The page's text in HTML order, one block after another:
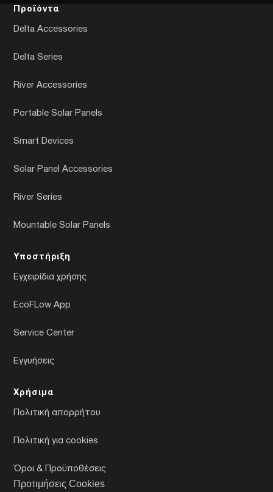
Προϊόντα
Delta Accessories
Delta Series
River Accessories
Portable Solar Panels
Smart Devices
Solar Panel Accessories
River Series
Mountable Solar Panels
Υποστήριξη
Εγχειρίδια χρήσης
EcoFLow App
Service Center
Εγγυήσεις
Χρήσιμα
Πολιτική απορρήτου
Πολιτική για cookies
Όροι & Προϋποθέσεις
Προτιμήσεις Cookies